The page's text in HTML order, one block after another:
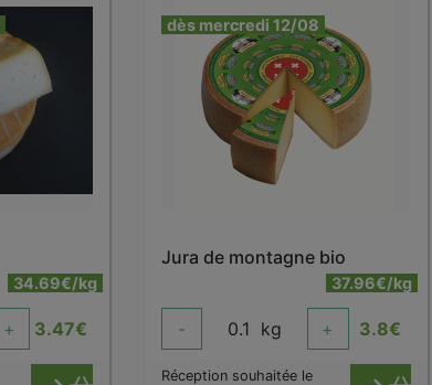
34.69€/kg
+ 3.47€
dès mercredi 12/08
Jura de montagne bio
37.96€/kg
- 0.1 kg + 3.8€
Réception souhaitée le